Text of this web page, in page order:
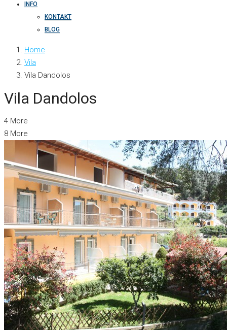
INFO
KONTAKT
BLOG
Home
Vila
Vila Dandolos
Vila Dandolos
4 More
8 More